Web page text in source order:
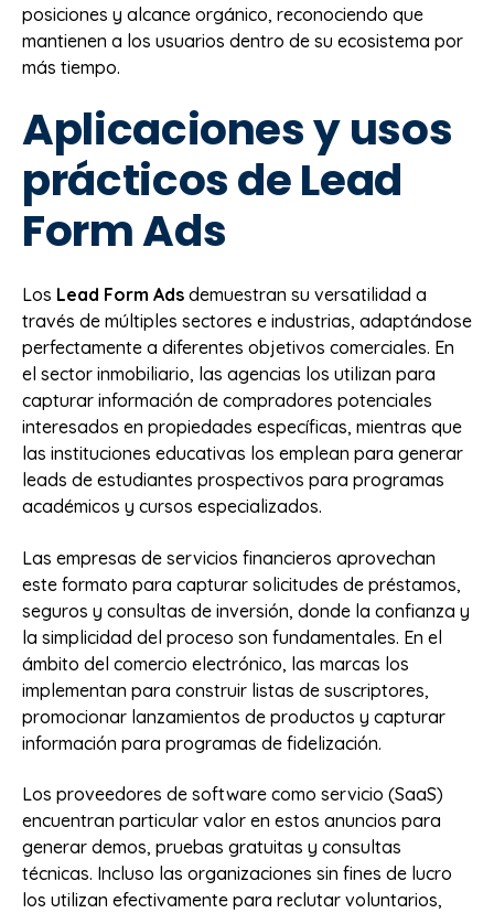
posiciones y alcance orgánico, reconociendo que
mantienen a los usuarios dentro de su ecosistema por
más tiempo.
Aplicaciones y usos
prácticos de Lead
Form Ads
Los Lead Form Ads demuestran su versatilidad a
través de múltiples sectores e industrias, adaptándose
perfectamente a diferentes objetivos comerciales. En
el sector inmobiliario, las agencias los utilizan para
capturar información de compradores potenciales
interesados en propiedades específicas, mientras que
las instituciones educativas los emplean para generar
leads de estudiantes prospectivos para programas
académicos y cursos especializados.
Las empresas de servicios financieros aprovechan
este formato para capturar solicitudes de préstamos,
seguros y consultas de inversión, donde la confianza y
la simplicidad del proceso son fundamentales. En el
ámbito del comercio electrónico, las marcas los
implementan para construir listas de suscriptores,
promocionar lanzamientos de productos y capturar
información para programas de fidelización.
Los proveedores de software como servicio (SaaS)
encuentran particular valor en estos anuncios para
generar demos, pruebas gratuitas y consultas
técnicas. Incluso las organizaciones sin fines de lucro
los utilizan efectivamente para reclutar voluntarios,